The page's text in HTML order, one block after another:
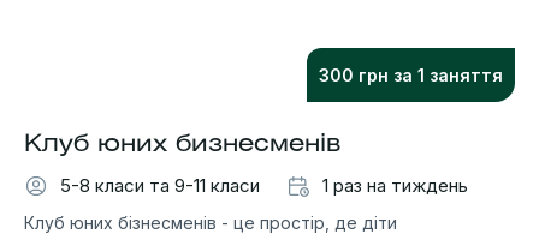
300 грн за 1 заняття
Клуб юних бизнесменів
5-8 класи та 9-11 класи
1 раз на тиждень
Клуб юних бізнесменів - це простір, де діти